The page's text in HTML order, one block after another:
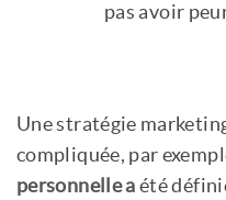
pas avoir
Une stratégie
compliquée, par
personnelle a été